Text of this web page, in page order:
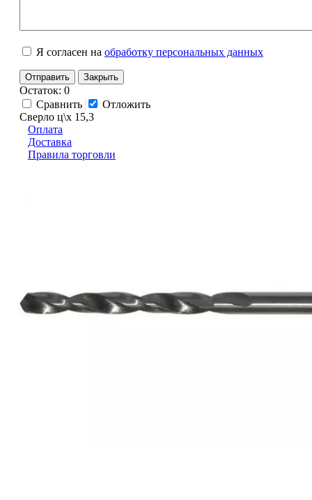
Я согласен на обработку персональных данных
Отправить Закрыть
Остаток: 0
Сравнить
Отложить
Сверло ц\х 15,3
Оплата
Доставка
Правила торговли